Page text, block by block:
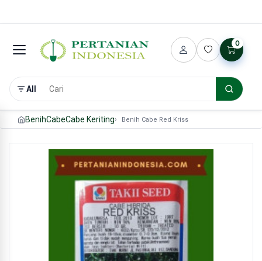
All
0
BenihCabeCabe Keriting Benih Cabe Red Kriss